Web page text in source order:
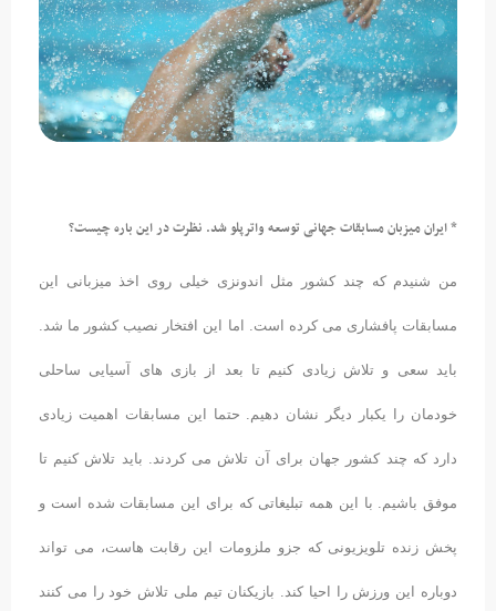
* ایران میزبان مسابقات جهانی توسعه واترپلو شد. نظرت در این باره چیست؟
من شنیدم که چند کشور مثل اندونزی خیلی روی اخذ میزبانی این
مسابقات پافشاری می کرده است. اما این افتخار نصیب کشور ما شد.
باید سعی و تلاش زیادی کنیم تا بعد از بازی های آسیایی ساحلی
خودمان را یکبار دیگر نشان دهیم. حتما این مسابقات اهمیت زیادی
دارد که چند کشور جهان برای آن تلاش می کردند. باید تلاش کنیم تا
موفق باشیم. با این همه تبلیغاتی که برای این مسابقات شده است و
پخش زنده تلویزیونی که جزو ملزومات این رقابت هاست، می تواند
دوباره این ورزش را احیا کند. بازیکنان تیم ملی تلاش خود را می کنند